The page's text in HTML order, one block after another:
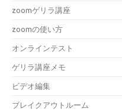
zoomゲリラ講座
zoomの使い方
オンラインテスト
ゲリラ講座メモ
ビデオ編集
ブレイクアウトルーム